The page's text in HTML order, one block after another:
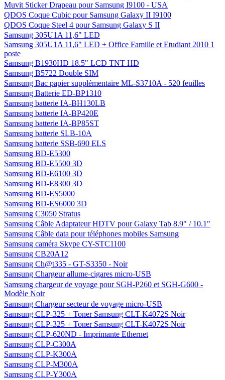
Muvit Sticker Drapeau pour Samsung I9100 - USA
QDOS Coque Cubic pour Samsung Galaxy II I9100
QDOS Coque Steel 4 pour Samsung Galaxy S II
Samsung 305U1A 11,6" LED
Samsung 305U1A 11,6" LED + Office Famille et Etudiant 2010 1
poste
Samsung B1930HD 18.5" LCD TNT HD
Samsung B5722 Double SIM
Samsung Bac papier supplémentaire ML-S3710A - 520 feuilles
Samsung Batterie ED-BP1310
Samsung batterie IA-BH130LB
Samsung batterie IA-BP420E
Samsung batterie IA-BP85ST
Samsung batterie SLB-10A
Samsung batterie SSB-690 ELS
Samsung BD-E5300
Samsung BD-E5500 3D
Samsung BD-E6100 3D
Samsung BD-E8300 3D
Samsung BD-ES5000
Samsung BD-ES6000 3D
Samsung C3050 Stratus
Samsung Câble Adaptateur HDTV pour Galaxy Tab 8.9" / 10.1"
Samsung Câble data pour téléphones mobiles Samsung
Samsung caméra Skype CY-STC1100
Samsung CB20A12
Samsung Ch@t335 - GT-S3350 - Noir
Samsung Chargeur allume-cigares micro-USB
Samsung chargeur de voyage pour SGH-P260 et SGH-G600 -
Modèle Noir
Samsung Chargeur secteur de voyage micro-USB
Samsung CLP-325 + Toner Samsung CLT-K4072S Noir
Samsung CLP-325 + Toner Samsung CLT-K4072S Noir
Samsung CLP-620ND - Imprimante Ethernet
Samsung CLP-C300A
Samsung CLP-K300A
Samsung CLP-M300A
Samsung CLP-Y300A